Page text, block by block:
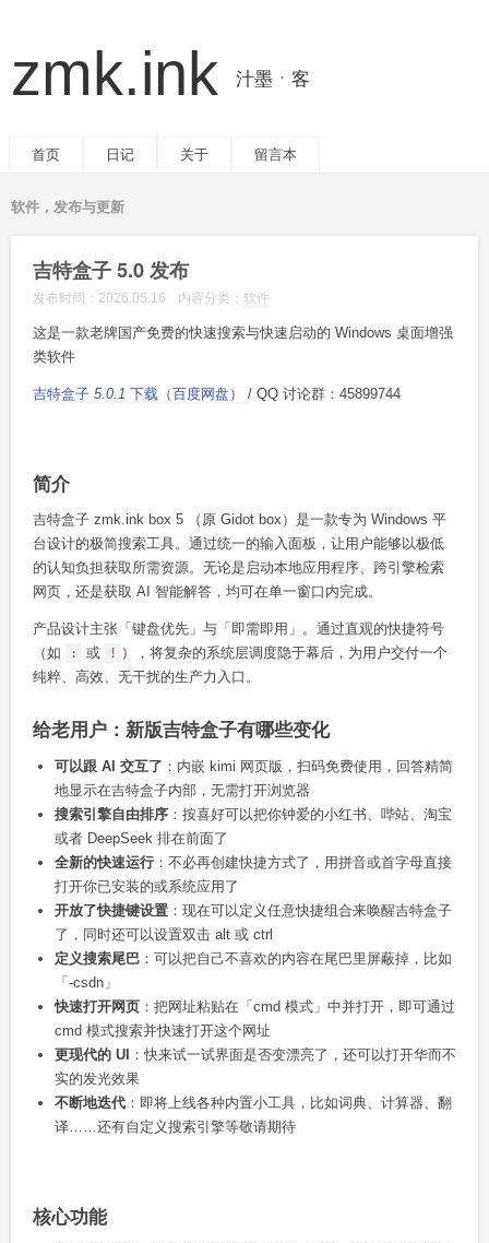
zmk.ink 汁墨ㆍ客
首页 日记 关于 留言本
软件，发布与更新
吉特盒子 5.0 发布
发布时间： 2026.05.16 内容分类： 软件
这是一款老牌国产免费的快速搜索与快速启动的 Windows 桌面增强
类软件
吉特盒子 5.0.1 下载（百度网盘） / QQ 讨论群：45899744
简介
吉特盒子 zmk.ink box 5 （原 Gidot box）是一款专为 Windows 平
台设计的极简搜索工具。通过统一的输入面板，让用户能够以极低
的认知负担获取所需资源。无论是启动本地应用程序、跨引擎检索
网页，还是获取 AI 智能解答，均可在单一窗口内完成。
产品设计主张「键盘优先」与「即需即用」。通过直观的快捷符号
（如
: 或 ! ），将复杂的系统层调度隐于幕后，为用户交付一个
纯粹、高效、无干扰的生产力入口。
给老用户：新版吉特盒子有哪些变化
可以跟 AI 交互了 ：内嵌 kimi 网页版，扫码免费使用，回答精简
地显示在吉特盒子内部，无需打开浏览器
搜索引擎自由排序：按喜好可以把你钟爱的小红书、哔站、淘宝
或者 DeepSeek 排在前面了
全新的快速运行：不必再创建快捷方式了，用拼音或首字母直接
打开你已安装的或系统应用了
开放了快捷键设置：现在可以定义任意快捷组合来唤醒吉特盒子
了，同时还可以设置双击 alt 或 ctrl
定义搜索尾巴：可以把自己不喜欢的内容在尾巴里屏蔽掉，比如
「-csdn」
快速打开网页：把网址粘贴在「cmd 模式」中并打开，即可通过
cmd 模式搜索并快速打开这个网址
更现代的 UI ：快来试一试界面是否变漂亮了，还可以打开华而不
实的发光效果
不断地迭代：即将上线各种内置小工具，比如词典、计算器、翻
译……还有自定义搜索引擎等敬请期待
核心功能